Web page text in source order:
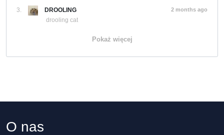
3.
DROOLING
drooling cat
2 months ago
Pokaż więcej
O nas